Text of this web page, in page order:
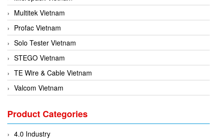
Multitek Vietnam
Profac Vietnam
Solo Tester Vietnam
STEGO Vietnam
TE Wire & Cable Vietnam
Valcom Vietnam
3CTEST Vietnam
4B VietNam Vietnam
Product Categories
4.0 Industry